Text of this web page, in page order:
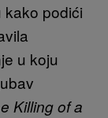
kako podići
u koju
Killing of a